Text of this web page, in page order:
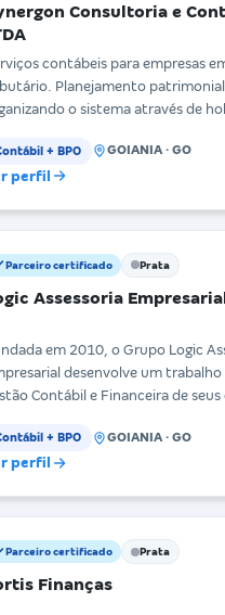
Consultoria e
contábeis para empresas
Planejamento
o sistema através de
+ BPO GOIANIA · GO
perfil
Parceiro certificado Prata
Assessoria
em 2010, o Grupo Logic
desenvolve um
Contábil e Financeira de
+ BPO GOIANIA · GO
perfil
Parceiro certificado Prata
Finanças